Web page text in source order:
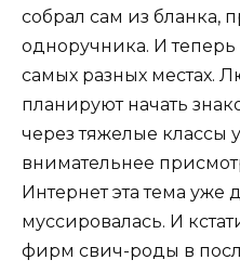
собрал сам из бланка,
одноручника. И
самых разных местах.
планируют начать
через тяжелые
внимательнее
Интернет эта тема уже
муссировалась. И
фирм свич-роды в